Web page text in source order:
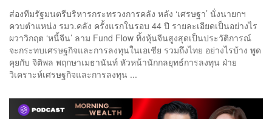
ส่องทีมรัฐมนตรีบริหารกระทรวงการคลัง หลัง ‘เศรษฐา’ นั่งนายกฯ
ควบตำแหน่ง รมว.คลัง ครั้งแรกในรอบ 44 ปี รายละเอียดเป็นอย่างไร
ผวาวิกฤต ‘หนี้จีน’ ลาม Fund Flow ทิ้งหุ้นจีนสูงสุดเป็นประวัติการณ์
จะกระทบเศรษฐกิจและการลงทุนในเอเชีย รวมถึงไทย อย่างไรบ้าง พูด
คุยกับ จิติพล พฤกษาเมธานันท์ หัวหน้านักกลยุทธ์การลงทุน ฝ่าย
วิเคราะห์เศรษฐกิจและการลงทุน ...